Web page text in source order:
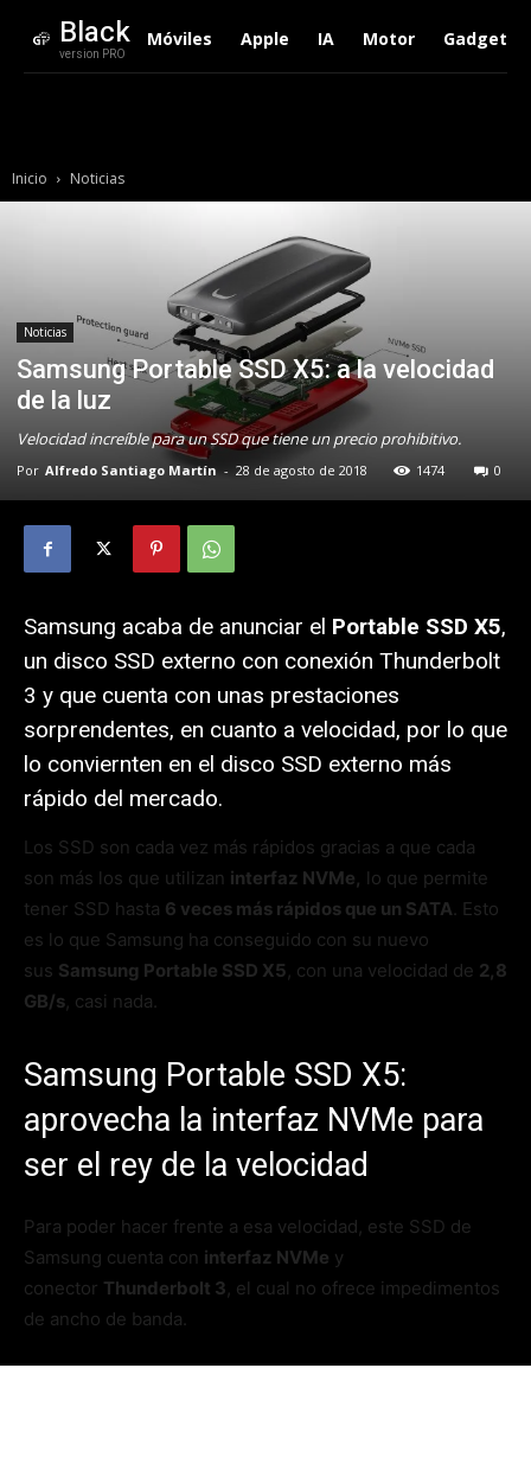
Black
version PRO
Móviles Apple IA Motor Gadgets
Inicio Noticias
Noticias
Samsung Portable SSD X5: a la velocidad
de la luz
Velocidad increíble para un SSD que tiene un precio prohibitivo.
Por Alfredo Santiago Martín - 28 de agosto de 2018 1474 0
Samsung acaba de anunciar el Portable SSD X5,
un disco SSD externo con conexión Thunderbolt
3 y que cuenta con unas prestaciones
sorprendentes, en cuanto a velocidad, por lo que
lo conviernten en el disco SSD externo más
rápido del mercado.
Los SSD son cada vez más rápidos gracias a que cada
son más los que utilizan interfaz NVMe, lo que permite
tener SSD hasta 6 veces más rápidos que un SATA. Esto
es lo que Samsung ha conseguido con su nuevo
sus Samsung Portable SSD X5, con una velocidad de 2,8
GB/s, casi nada.
Samsung Portable SSD X5:
aprovecha la interfaz NVMe para
ser el rey de la velocidad
Para poder hacer frente a esa velocidad, este SSD de
Samsung cuenta con interfaz NVMe y
conector Thunderbolt 3, el cual no ofrece impedimentos
de ancho de banda.